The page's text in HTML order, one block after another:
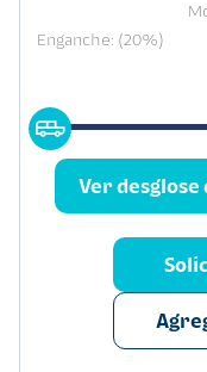
Enganche: (20%)
Ver desglose